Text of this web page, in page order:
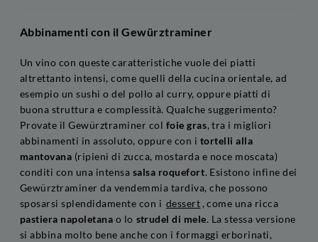
Abbinamenti con il Gewürztraminer
Un vino con queste caratteristiche vuole dei piatti
altrettanto intensi, come quelli della cucina orientale, ad
esempio un sushi o del pollo al curry, oppure piatti di
buona struttura e complessità. Qualche suggerimento?
Provate il Gewürztraminer col foie gras, tra i migliori
abbinamenti in assoluto, oppure con i tortelli alla
mantovana (ripieni di zucca, mostarda e noce moscata)
conditi con una intensa salsa roquefort. Esistono infine dei
Gewürztraminer da vendemmia tardiva, che possono
sposarsi splendidamente con i dessert , come una ricca
pastiera napoletana o lo strudel di mele. La stessa versione
si abbina molto bene anche con i formaggi erborinati,